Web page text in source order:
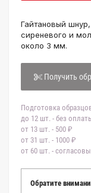
Гайтановый
сиреневого и
около 3 мм.
Получить
Подготовка
до 12 шт. - без
от 13 шт. - 500 ₽
от 31 шт. - 1000 ₽
от 60 шт. -
Обратите